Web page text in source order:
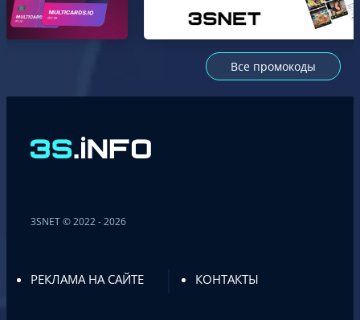
Все промокоды
3SNET © 2022 - 2026
РЕКЛАМА НА САЙТЕ КОНТАКТЫ